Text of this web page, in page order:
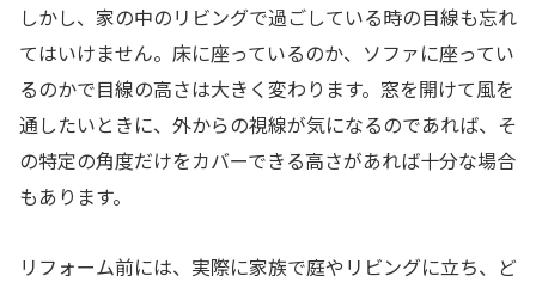
しかし、家の中のリビングで過ごしている時の目線も忘れ
てはいけません。床に座っているのか、ソファに座ってい
るのかで目線の高さは大きく変わります。窓を開けて風を
通したいときに、外からの視線が気になるのであれば、そ
の特定の角度だけをカバーできる高さがあれば十分な場合
もあります。
リフォーム前には、実際に家族で庭やリビングに立ち、ど